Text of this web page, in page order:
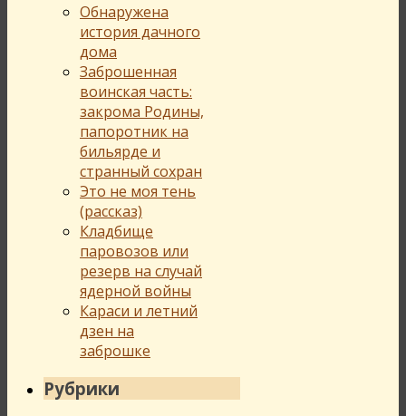
Обнаружена
история дачного
дома
Заброшенная
воинская часть:
закрома Родины,
папоротник на
бильярде и
странный сохран
Это не моя тень
(рассказ)
Кладбище
паровозов или
резерв на случай
ядерной войны
Караси и летний
дзен на
заброшке
Рубрики